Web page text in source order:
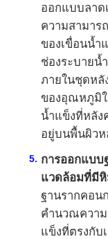
ออกแบบลาด
ความสามาร
ของเขื่อนน้ำ
ช่องระบายน้
ภายในชุดหลั
ของอุณหภูมิใ
น้ำแข็งที่หลัง
อยู่บนพื้นผิวห
การออกแบบ
แวดล้อมที่มีหิ
ฐานรากคอน
คำนวณความ
แข็งที่ตรงกับ